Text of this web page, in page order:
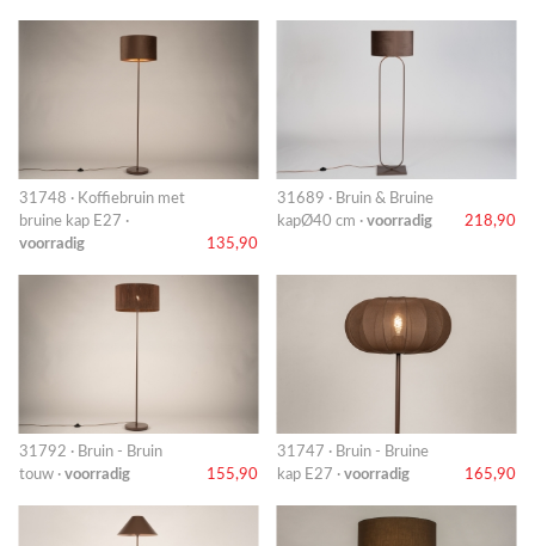
31748 · Koffiebruin met
bruine kap E27 ·
voorradig
135,90
31689 · Bruin & Bruine
kapØ40 cm · voorradig 218,90
31792 · Bruin - Bruin
touw · voorradig 155,90
31747 · Bruin - Bruine
kap E27 · voorradig 165,90